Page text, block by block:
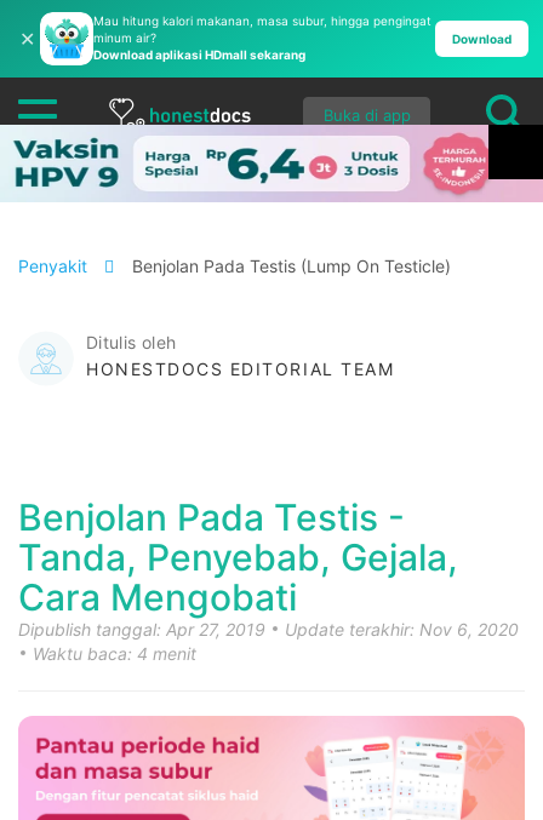
✕
Mau hitung kalori makanan, masa subur, hingga pengingat
minum air?
Download aplikasi HDmall sekarang
Download
Buka di app
Penyakit Benjolan Pada Testis (Lump On Testicle)
Ditulis oleh
HONESTDOCS EDITORIAL TEAM
Benjolan Pada Testis -
Tanda, Penyebab, Gejala,
Cara Mengobati
Dipublish tanggal: Apr 27, 2019
Update terakhir: Nov 6, 2020
Waktu baca: 4 menit